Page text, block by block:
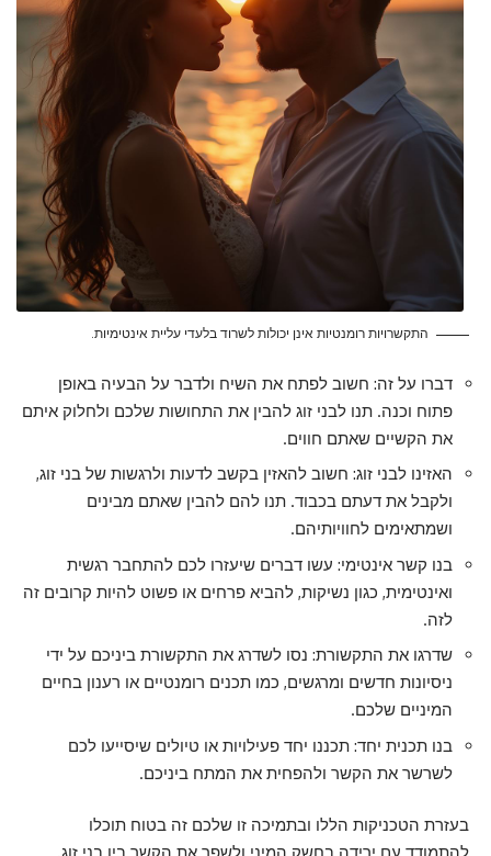
התקשרויות רומנטיות אינן יכולות לשרוד בלעדי עליית אינטימיות.
דברו על זה: חשוב לפתח את השיח ולדבר על הבעיה באופן
פתוח וכנה. תנו לבני זוג להבין את התחושות שלכם ולחלוק איתם
את הקשיים שאתם חווים.
האזינו לבני זוג: חשוב להאזין בקשב לדעות ולרגשות של בני זוג,
ולקבל את דעתם בכבוד. תנו להם להבין שאתם מבינים
ושמתאימים לחוויותיהם.
בנו קשר אינטימי: עשו דברים שיעזרו לכם להתחבר רגשית
ואינטימית, כגון נשיקות, להביא פרחים או פשוט להיות קרובים זה
לזה.
שדרגו את התקשורת: נסו לשדרג את התקשורת ביניכם על ידי
ניסיונות חדשים ומרגשים, כמו תכנים רומנטיים או רענון בחיים
המיניים שלכם.
בנו תכנית יחד: תכננו יחד פעילויות או טיולים שיסייעו לכם
לשרשר את הקשר ולהפחית את המתח ביניכם.
בעזרת הטכניקות הללו ובתמיכה זו שלכם זה בטוח תוכלו